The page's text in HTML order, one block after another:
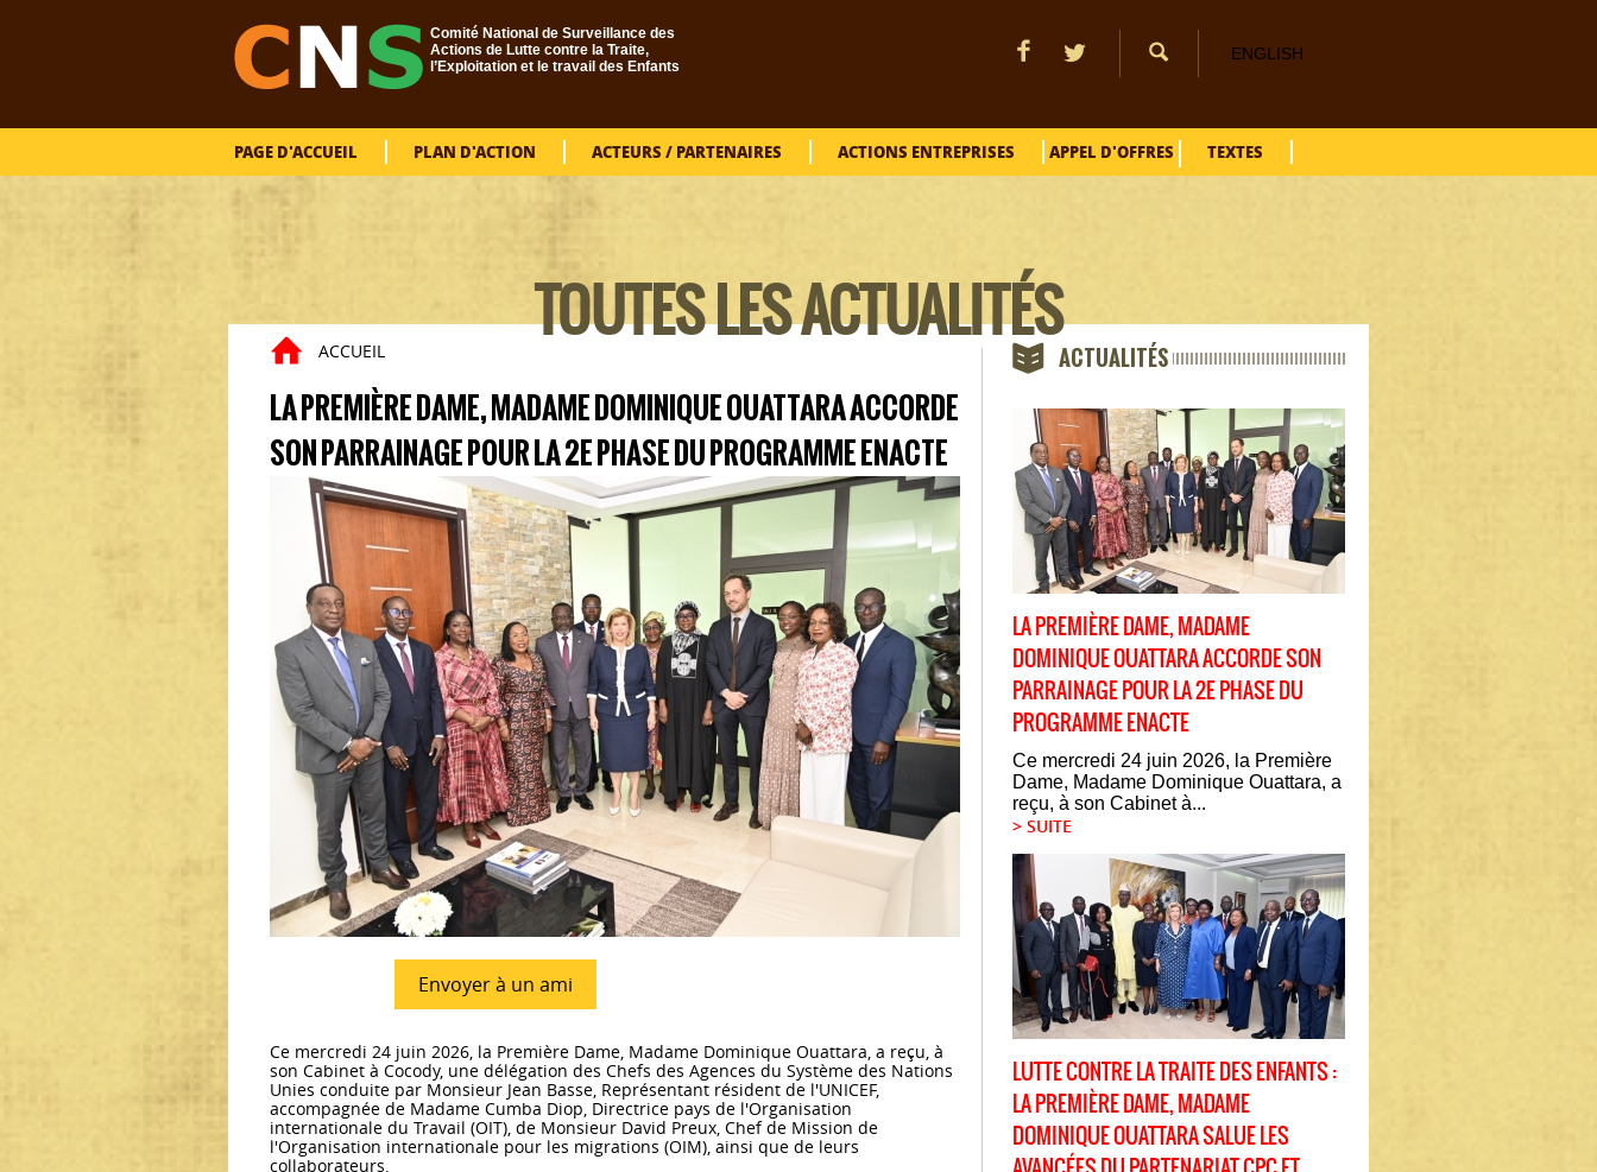
Comité National de Surveillance des
Actions de Lutte contre la Traite,
l’Exploitation et le travail des Enfants
ENGLISH
PAGE D'ACCUEIL PLAN D'ACTION ACTEURS / PARTENAIRES ACTIONS ENTREPRISES APPEL D'OFFRES TEXTES
VOUS ÊTES ICI
ACCUEIL TOUTES LES ACTUALITÉS
LA PREMIÈRE DAME, MADAME DOMINIQUE OUATTARA ACCORDE
SON PARRAINAGE POUR LA 2E PHASE DU PROGRAMME ENACTE
Envoyer à un ami
Ce mercredi 24 juin 2026, la Première Dame, Madame Dominique Ouattara, a reçu, à
son Cabinet à Cocody, une délégation des Chefs des Agences du Système des Nations
Unies conduite par Monsieur Jean Basse, Représentant résident de l'UNICEF,
accompagnée de Madame Cumba Diop, Directrice pays de l'Organisation
internationale du Travail (OIT), de Monsieur David Preux, Chef de Mission de
l'Organisation internationale pour les migrations (OIM), ainsi que de leurs
collaborateurs.
ACTUALITÉS
LA PREMIÈRE DAME, MADAME
DOMINIQUE OUATTARA ACCORDE SON
PARRAINAGE POUR LA 2E PHASE DU
PROGRAMME ENACTE
Ce mercredi 24 juin 2026, la Première
Dame, Madame Dominique Ouattara, a
reçu, à son Cabinet à...
> SUITE
LUTTE CONTRE LA TRAITE DES ENFANTS :
LA PREMIÈRE DAME, MADAME
DOMINIQUE OUATTARA SALUE LES